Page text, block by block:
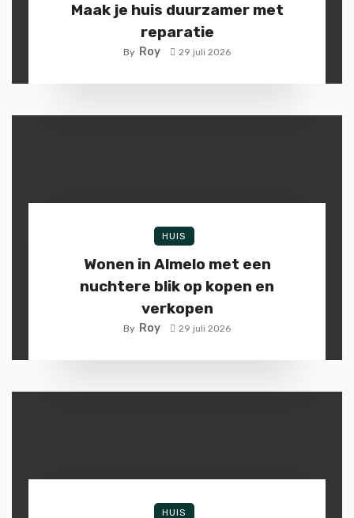
Maak je huis duurzamer met
reparatie
By Roy 29 juli 2026
HUIS
Wonen in Almelo met een
nuchtere blik op kopen en
verkopen
By Roy 29 juli 2026
HUIS